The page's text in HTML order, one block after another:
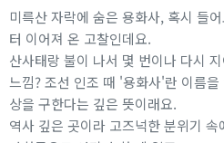
미륵산 자락에 숨은 용화사, 혹시 들
터 이어져 온 고찰인데요.
산사태랑 불이 나서 몇 번이나 다시
느낌? 조선 인조 때 '용화사'란 이름
상을 구한다는 깊은 뜻이래요.
역사 깊은 곳이라 고즈넉한 분위기